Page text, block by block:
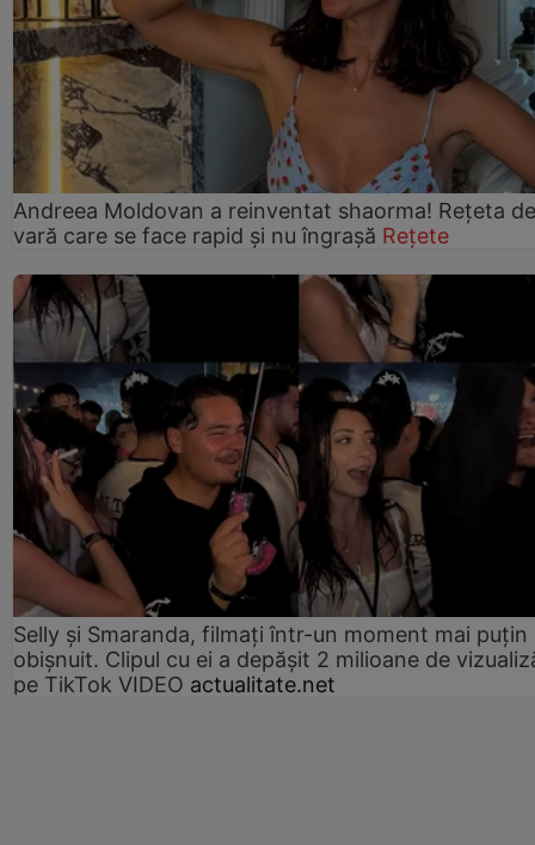
Andreea Moldovan a reinventat shaorma! Rețeta de
vară care se face rapid și nu îngrașă Rețete
Selly și Smaranda, filmați într-un moment mai puțin
obișnuit. Clipul cu ei a depășit 2 milioane de
pe TikTok VIDEO actualitate.net